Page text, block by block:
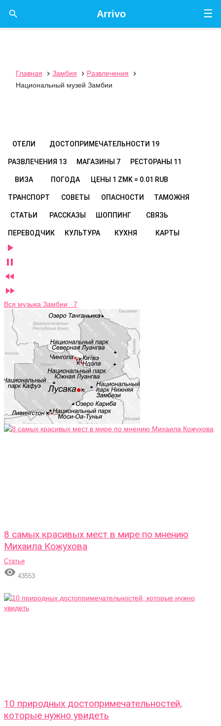
☰
Arrivo

Главная  Замбия  Развлечения

Национальный музей Замбии
ОТЕЛИ ДОСТОПРИМЕЧАТЕЛЬНОСТИ 19
РАЗВЛЕЧЕНИЯ 13 МАГАЗИНЫ 7 РЕСТОРАНЫ 11
ВИЗА ПОГОДА ЦЕНЫ 1 ZMK = 0.01 RUB
ТРАНСПОРТ СОВЕТЫ ОПАСНОСТИ ТАМОЖНЯ
СТАТЬИ РАССКАЗЫ ШОППИНГ СВЯЗЬ
ПЕРЕВОДЧИК КУЛЬТУРА КУХНЯ КАРТЫ




Вся музыка Замбии 7
8 самых красивых мест в мире по мнению
Михаила Кожухова
Статья
 43553
10 природных достопримечательностей,
которые нужно увидеть